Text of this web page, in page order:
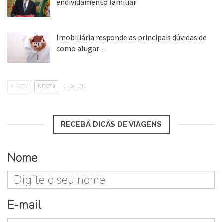
Imobiliária responde as principais dúvidas de
como alugar…
PREV NEXT 1 De 101
RECEBA DICAS DE VIAGENS
Nome
E-mail